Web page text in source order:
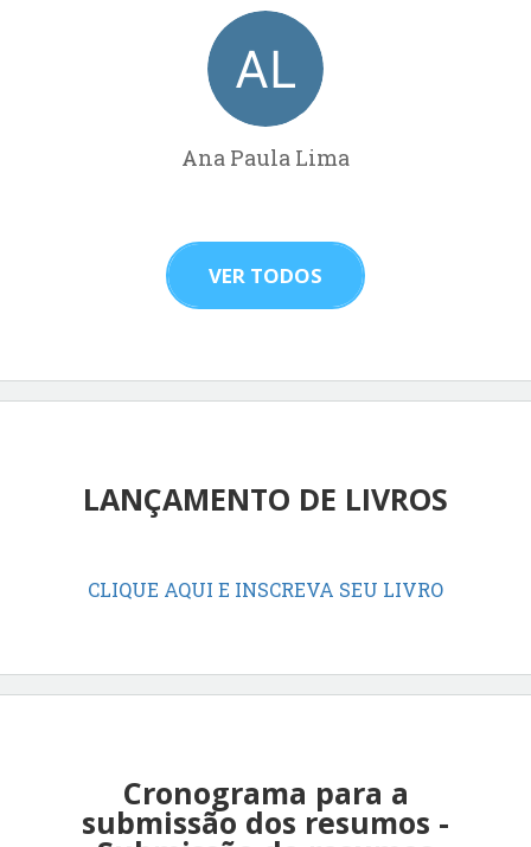
Ana Paula Lima
VER TODOS
LANÇAMENTO DE LIVROS
CLIQUE AQUI E INSCREVA SEU LIVRO
Cronograma para a
submissão dos resumos -